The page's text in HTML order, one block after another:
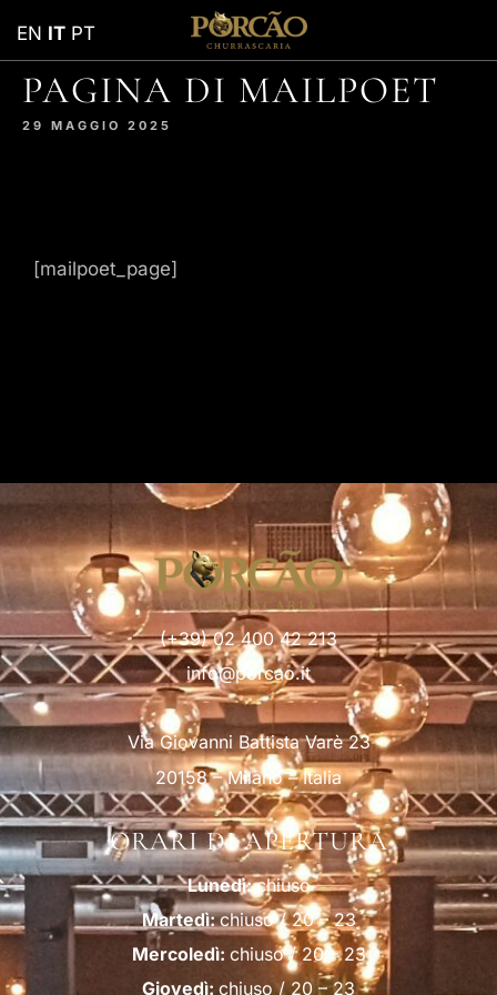
PAGINA DI MAILPOET
29 MAGGIO 2025
[mailpoet_page]
(+39) 02 400 42 213
info@porcao.it
Via Giovanni Battista Varè 23
20158 – Milano – Italia
ORARI DI APERTURA
Lunedì:chiuso
Martedì:chiuso / 20 – 23
Mercoledì: chiuso / 20 – 23
Giovedì: chiuso / 20 – 23
EN IT PT